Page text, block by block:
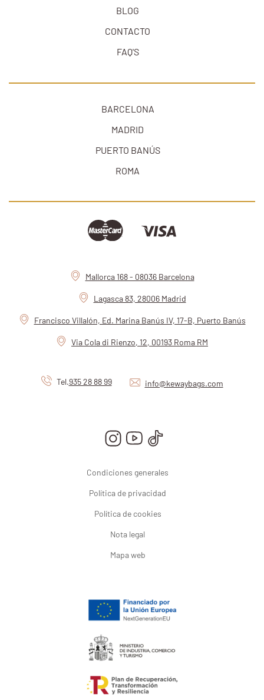
Pagar a plazos con tarjeta
2Déjate guiar y valida tu pago en2 minutos.
Mantén el controladelantando o retrasando los
plazos a su propio ritmo.
2x
BLOG
CONTACTO
FAQ'S
BARCELONA
MADRID
PUERTO BANÚS
ROMA
Mallorca 168 - 08036 Barcelona
Lagasca 83, 28006 Madrid
Francisco Villalón, Ed. Marina Banús IV, 17-B, Puerto Banús
Via Cola di Rienzo, 12, 00193 Roma RM
Tel.935 28 88 99 info@kewaybags.com
Condiciones generales
Política de privacidad
Política de cookies
Nota legal
Mapa web